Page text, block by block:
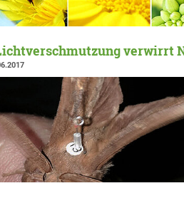
verwirrt